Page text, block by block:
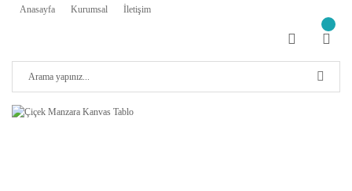
Anasayfa Kurumsal İletişim